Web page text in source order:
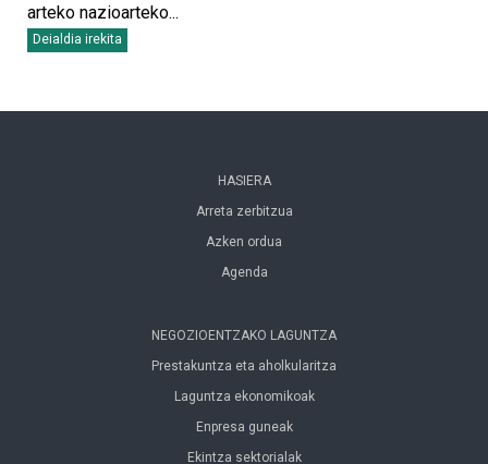
Deialdia irekita
arteko nazioarteko
...
HASIERA
Arreta zerbitzua
Azken ordua
Agenda
NEGOZIOENTZAKO LAGUNTZA
Prestakuntza eta aholkularitza
Laguntza ekonomikoak
Enpresa guneak
Ekintza sektorialak